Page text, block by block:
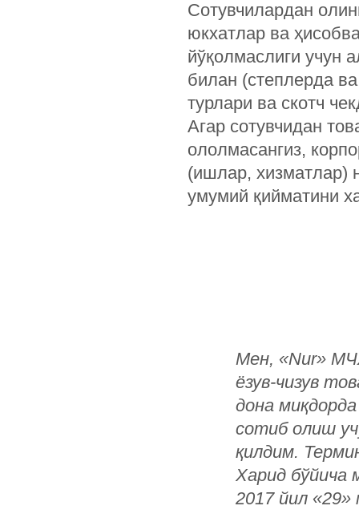
Сотувчилардан
юкхатлар ва
йўқолмаслиги учун
билан (степлерда
турлари ва скотч
Агар сотувчидан
ололмасангиз,
(ишлар, хизматлар)
умумий қийматини
Мен, «Nur»
ёзув-чизув
дона
сотиб олиш
қилдим.
Харид
2017 йил «29»